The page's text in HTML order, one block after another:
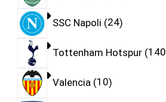
SSC Napoli 24
Tottenham Hotspur 140
Valencia 10